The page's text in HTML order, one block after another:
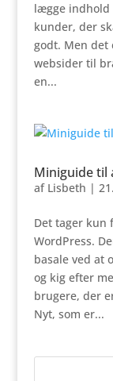
lægge indhold
kunder, der
godt. Men det
websider til
en...
Miniguide til
af Lisbeth |
Det tager kun
WordPress.
basale ved at
og kig efter
brugere, der
Nyt, som er...